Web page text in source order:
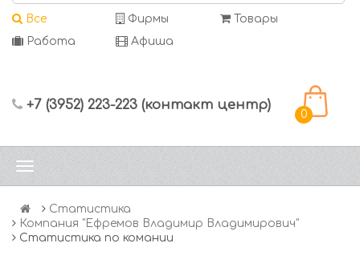
Все Фирмы
Товары
Работа
Афиша
+7 (3952) 223-223 (контакт центр)
0
Статистика
Компания "Ефремов Владимир Владимирович"
Статистика по комании